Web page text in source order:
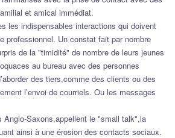
et amical immédiat.
les indispensables interactions qui doivent
professionnel. Un constat fait par nombre
de la "timidité" de nombre de leurs jeunes
au bureau avec des personnes
des tiers,comme des clients ou des
l’envoi de courriels. Ou les messages
Anglo-Saxons,appellent le "small talk",la
ainsi à une érosion des contacts sociaux.